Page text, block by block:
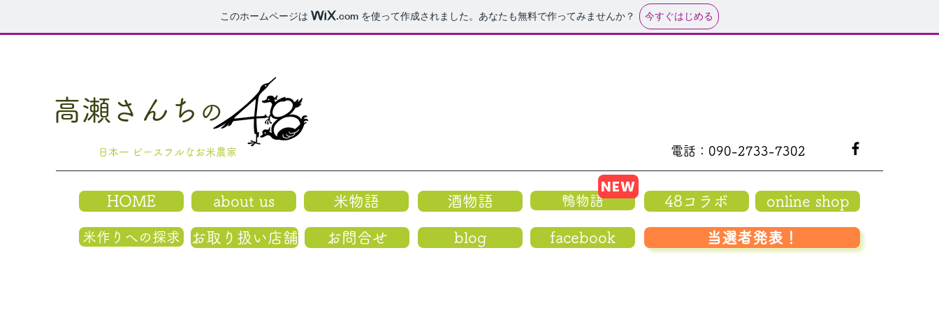
このホームページは .com を使って作成されました。あなたも無料で作ってみませんか？ 今すぐはじめる
高瀬さんち の
日本一 ピースフルなお米農家 電話：090-2733-7302
HOME about us 米物語 酒物語 鴨物語 48コラボ online shop
NEW
米作りへの探求 お取り扱い店舗 お問合せ blog facebook 当選者発表！